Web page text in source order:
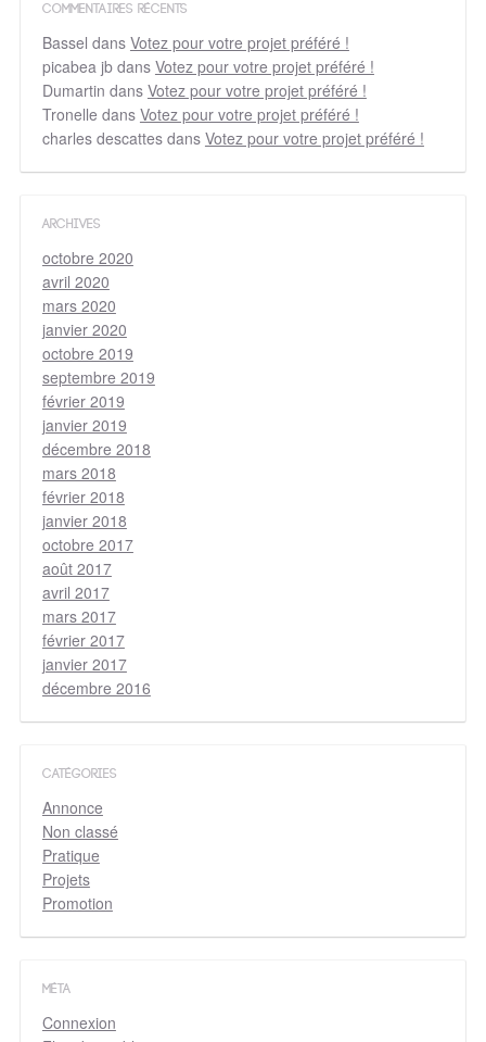
COMMENTAIRES RÉCENTS
Bassel dans Votez pour votre projet préféré !
picabea jbdans Votez pour votre projet préféré !
Dumartin dans Votez pour votre projet préféré !
Tronelle dans Votez pour votre projet préféré !
charles descattesdans Votez pour votre projet préféré !
ARCHIVES
octobre 2020
avril 2020
mars 2020
janvier 2020
octobre 2019
septembre 2019
février 2019
janvier 2019
décembre 2018
mars 2018
février 2018
janvier 2018
octobre 2017
août 2017
avril 2017
mars 2017
février 2017
janvier 2017
décembre 2016
CATÉGORIES
Annonce
Non classé
Pratique
Projets
Promotion
MÉTA
Connexion